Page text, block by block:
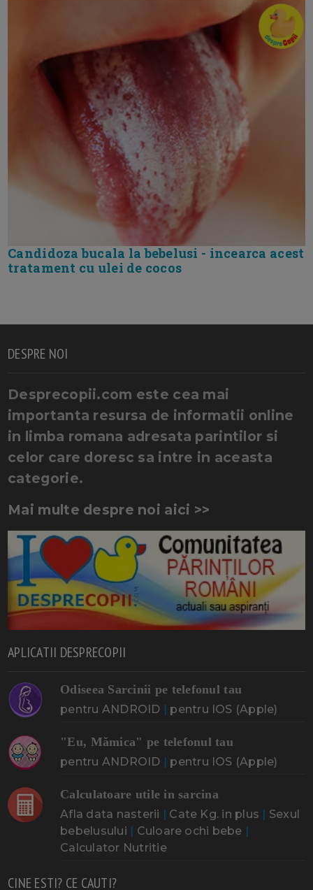
Candidoza bucala la bebelusi - incearca acest
tratament cu ulei de cocos
DESPRE NOI
Desprecopii.com este cea mai
importanta resursa de informatii online
in limba romana adresata parintilor si
celor care doresc sa intre in aceasta
categorie.
Mai multe despre noi aici >>
APLICATII DESPRECOPII
Odiseea Sarcinii pe telefonul tau
pentru ANDROID | pentru IOS (Apple)
"Eu, Mămica" pe telefonul tau
pentru ANDROID | pentru IOS (Apple)
Calculatoare utile in sarcina
Afla data nasterii | Cate Kg. in plus | Sexul
bebelusului | Culoare ochi bebe |
Calculator Nutritie
CINE ESTI? CE CAUTI?